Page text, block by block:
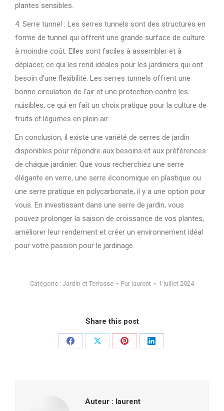
plantes sensibles.
4. Serre tunnel : Les serres tunnels sont des structures en
forme de tunnel qui offrent une grande surface de culture
à moindre coût. Elles sont faciles à assembler et à
déplacer, ce qui les rend idéales pour les jardiniers qui ont
besoin d’une flexibilité. Les serres tunnels offrent une
bonne circulation de l’air et une protection contre les
nuisibles, ce qui en fait un choix pratique pour la culture de
fruits et légumes en plein air.
En conclusion, il existe une variété de serres de jardin
disponibles pour répondre aux besoins et aux préférences
de chaque jardinier. Que vous recherchiez une serre
élégante en verre, une serre économique en plastique ou
une serre pratique en polycarbonate, il y a une option pour
vous. En investissant dans une serre de jardin, vous
pouvez prolonger la saison de croissance de vos plantes,
améliorer leur rendement et créer un environnement idéal
pour votre passion pour le jardinage.
Catégorie : Jardin et Terrasse Par laurent 1 juillet 2024
Share this post
PartagerPartagerPartagerPartager
Auteur : laurent